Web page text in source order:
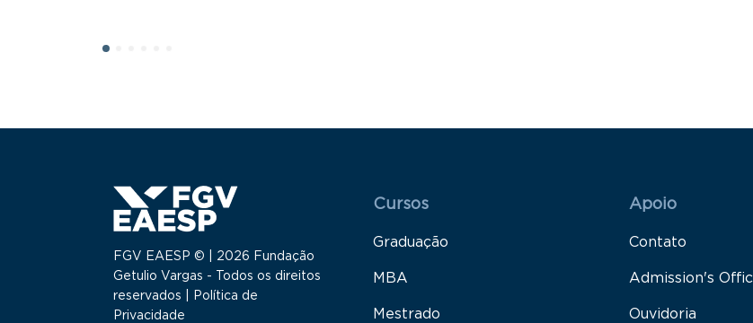
FGV EAESP © | 2026 Fundação
Getulio Vargas - Todos os direitos
reservados |
Política de
Privacidade
Menu Rodapé 1
Cursos
Graduação
MBA
Mestrado
Rodapé 2
Apoio
Contato
Admission's
Ouvidoria